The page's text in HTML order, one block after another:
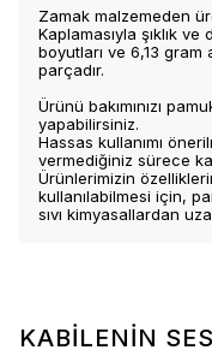
Zamak malzemeden
Kaplamasıyla şıklık ve
boyutları ve 6,13 gram
parçadır.
Ürünü bakımınızı
yapabilirsiniz.
Hassas kullanımı
vermediğiniz sürece
Ürünlerimizin
kullanılabilmesi için,
sıvı kimyasallardan
KABİLENİN